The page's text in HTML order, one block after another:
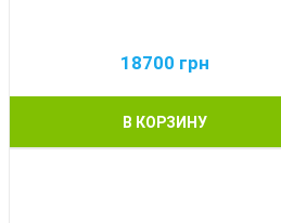
18700 грн
В КОРЗИНУ